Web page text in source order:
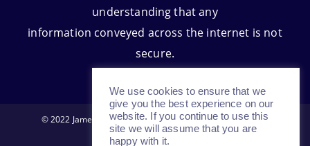
understanding that any
information conveyed across the internet is not
secure.
© 2022 James D. Huls and Associates All Rights Reserved.
We use cookies to ensure that we
give you the best experience on our
website. If you continue to use this
site we will assume that you are
happy with it.